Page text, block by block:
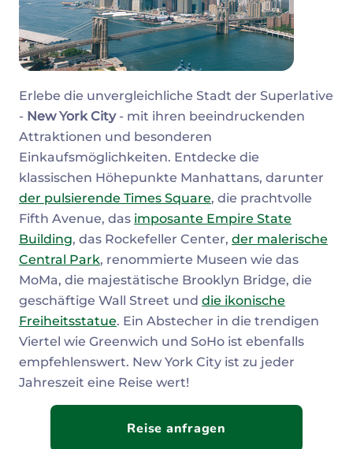
Erlebe die unvergleichliche Stadt der Superlative
- New York City- mit ihren beeindruckenden
Attraktionen und besonderen
Einkaufsmöglichkeiten. Entdecke die
klassischen Höhepunkte Manhattans, darunter
der pulsierende Times Square, die prachtvolle
Fifth Avenue, das imposante Empire State
Building, das Rockefeller Center, der malerische
Central Park, renommierte Museen wie das
MoMa, die majestätische Brooklyn Bridge, die
geschäftige Wall Street und die ikonische
Freiheitsstatue. Ein Abstecher in die trendigen
Viertel wie Greenwich und SoHo ist ebenfalls
empfehlenswert. New York City ist zu jeder
Jahreszeit eine Reise wert!
Reise anfragen